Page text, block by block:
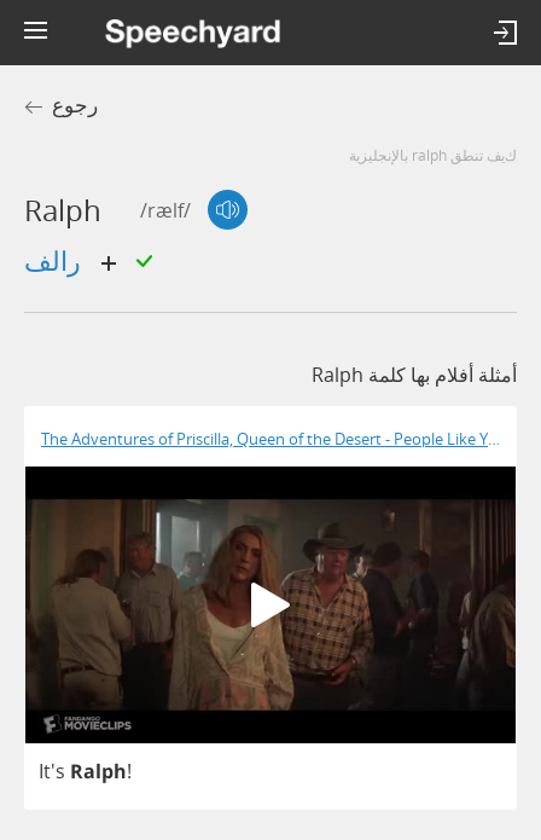
رجوع
كيف تنطق ralph بالإنجليزية
Ralph /rælf/
أمثلة أفلام بها كلمة Ralph
The Adventures of Priscilla, Queen of the Desert - People Like You
It's Ralph!